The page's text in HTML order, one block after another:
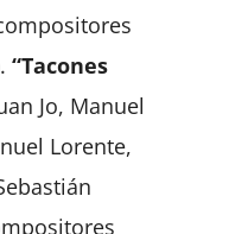
“Tacones
Jo, Manuel
Lorente,